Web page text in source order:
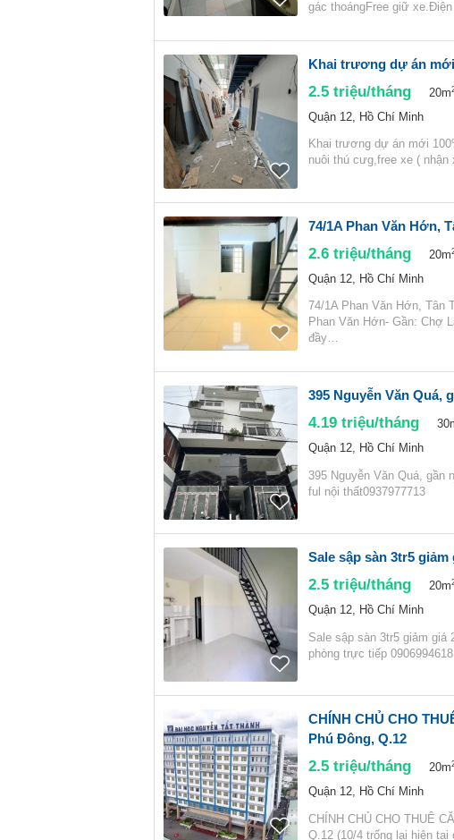
gác thoángFree giữ
Khai trương dự án mới
2.5 triệu/tháng 20m
Quận 12, Hồ Chí Minh
Khai trương dự án mới
nuôi thú cưg,free xe ( nhận
74/1A Phan Văn Hớn,
2.6 triệu/tháng 20m
Quận 12, Hồ Chí Minh
74/1A Phan Văn Hớn, Tân
Phan Văn Hớn- Gần: Chợ
đầy…
395 Nguyễn Văn Quá,
4.19 triệu/tháng
Quận 12, Hồ Chí Minh
395 Nguyễn Văn Quá, gần
ful nội thất0937977713
Sale sập sàn 3tr5 giảm
2.5 triệu/tháng 20m
Quận 12, Hồ Chí Minh
Sale sập sàn 3tr5 giảm giá
phòng trực tiếp 0906994618
CHÍNH CHỦ CHO
Phú Đông, Q.12
2.5 triệu/tháng 20m
Quận 12, Hồ Chí Minh
CHÍNH CHỦ CHO THUÊ
Q.12 (10/4 trống lại hiện